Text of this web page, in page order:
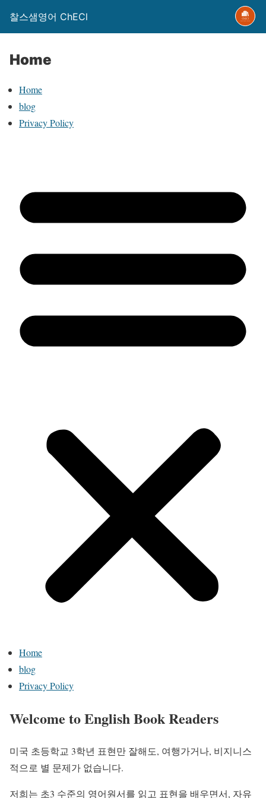
찰스샘영어 ChECl
Home
Home
blog
Privacy Policy
Home
blog
Privacy Policy
Welcome to English Book Readers
미국 초등학교 3학년 표현만 잘해도, 여행가거나, 비지니스
적으로 별 문제가 없습니다.
저희는 초3 수준의 영어원서를 읽고 표현을 배우면서, 자유